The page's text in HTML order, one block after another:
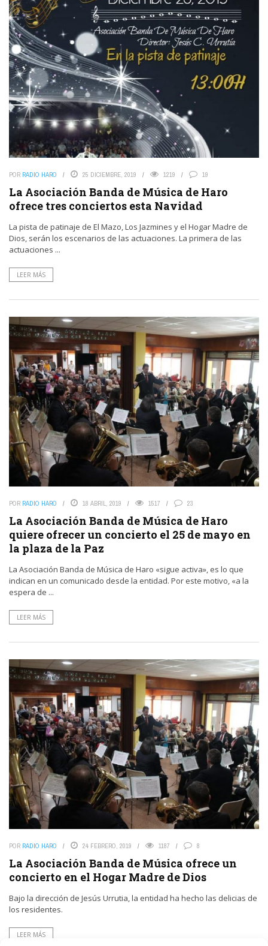
POR RADIO HARO 25 DICIEMBRE, 2019 1219 19
La Asociación Banda de Música de Haro
ofrece tres conciertos esta Navidad
La pista de patinaje de El Mazo, Los Jazmines y el Hogar Madre de
Dios, serán los escenarios de las actuaciones. La primera de las
actuaciones ...
LEER MÁS
POR RADIO HARO 18 ABRIL, 2019 1517 23
La Asociación Banda de Música de Haro
quiere ofrecer un concierto el 25 de mayo en
la plaza de la Paz
La Asociación Banda de Música de Haro «sigue activa», es lo que
indican en un comunicado desde la entidad. Por este motivo, «a la
espera de ...
LEER MÁS
POR RADIO HARO 24 FEBRERO, 2019 1187 8
La Asociación Banda de Música ofrece un
concierto en el Hogar Madre de Dios
Bajo la dirección de Jesús Urrutia, la entidad ha hecho las delicias de
los residentes.
LEER MÁS